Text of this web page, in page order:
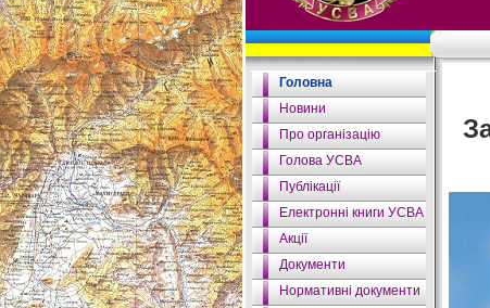
Головна
Новини
Про організацію
Голова УСВА
Публікації
Електронні книги УСВА
Акції
Документи
Нормативні документи